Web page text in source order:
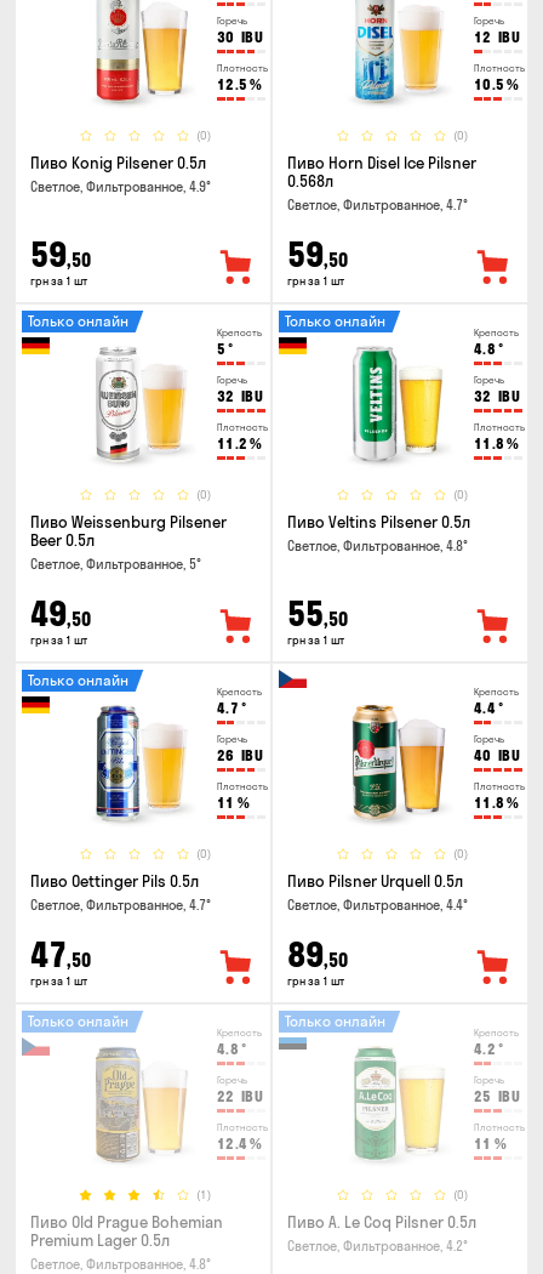
Горечь
30 IBU
Плотность
12.5 %
(0)
Пиво Konig Pilsener 0.5л
Светлое, Фильтрованное, 4.9°
59,50
грн за 1 шт
Горечь
12 IBU
Плотность
10.5 %
(0)
Пиво Horn Disel Ice Pilsner
0.568л
Светлое, Фильтрованное, 4.7°
59,50
грн за 1 шт
Крепость
5 °
Горечь
32 IBU
Плотность
11.2 %
(0)
Только онлайн
Пиво Weissenburg Pilsener
Beer 0.5л
Светлое, Фильтрованное, 5°
49,50
грн за 1 шт
Крепость
4.8 °
Горечь
32 IBU
Плотность
11.8 %
(0)
Только онлайн
Пиво Veltins Pilsener 0.5л
Светлое, Фильтрованное, 4.8°
55,50
грн за 1 шт
Крепость
4.7 °
Горечь
26 IBU
Плотность
11 %
(0)
Только онлайн
Пиво Oettinger Pils 0.5л
Светлое, Фильтрованное, 4.7°
47,50
грн за 1 шт
Крепость
4.4°
Горечь
40 IBU
Плотность
11.8 %
(0)
Пиво Pilsner Urquell 0.5л
Светлое, Фильтрованное, 4.4°
89,50
грн за 1 шт
Крепость
4.8 °
Горечь
22 IBU
Плотность
12.4 %
(1)
Только онлайн
Пиво Old Prague Bohemian
Premium Lager 0.5л
Светлое, Фильтрованное, 4.8°
Крепость
4.2 °
Горечь
25 IBU
Плотность
11 %
(0)
Только онлайн
Пиво A. Le Coq Pilsner 0.5л
Светлое, Фильтрованное, 4.2°